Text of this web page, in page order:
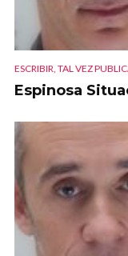
ESCRIBIR, TAL VEZ
Espinosa